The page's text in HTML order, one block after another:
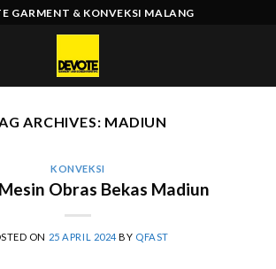
GARMENT & KONVEKSI MALANG
ARCHIVES: MADIUN
KONVEKSI
Obras Bekas Madiun
ON 25 APRIL 2024 BY QFAST